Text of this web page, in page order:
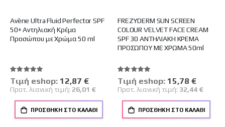
Avène Ultra Fluid Perfector SPF
50+ Αντηλιακή Κρέμα
Προσώπου με Χρώμα 50 ml
Βαθμολογία:
100%
Tιμή eshop: Ειδική
Τιμή
12,87 €
Προτ. λιανική τιμή: 26,01 €
ΠΡΟΣΘΉΚΗ ΣΤΟ ΚΑΛΆΘΙ
FREZYDERM SUN SCREEN
COLOUR VELVET FACE CREAM
SPF 30 ΑΝΤΗΛΙΑΚΗ ΚΡΕΜΑ
ΠΡΟΣΩΠΟΥ ΜΕ ΧΡΩΜΑ 50ml
Βαθμολογία:
100%
Tιμή eshop: Ειδική
Τιμή
15,78 €
Προτ. λιανική τιμή: 32,44 €
ΠΡΟΣΘΉΚΗ ΣΤΟ ΚΑΛΆΘΙ